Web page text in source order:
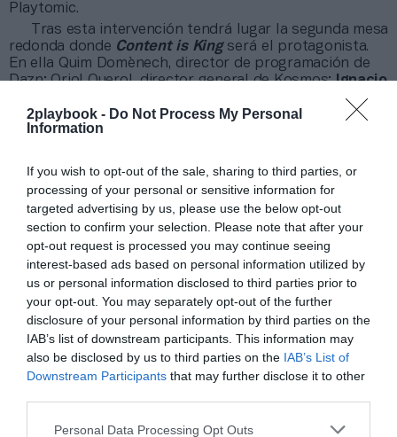
2playbook - Do Not Process My Personal
Information
If you wish to opt-out of the sale, sharing to third parties, or
processing of your personal or sensitive information for
targeted advertising by us, please use the below opt-out
section to confirm your selection. Please note that after your
opt-out request is processed you may continue seeing
interest-based ads based on personal information utilized by
us or personal information disclosed to third parties prior to
your opt-out. You may separately opt-out of the further
disclosure of your personal information by third parties on the
IAB’s list of downstream participants. This information may
also be disclosed by us to third parties on the IAB’s List of
Downstream Participants that may further disclose it to other
Personal Data Processing Opt Outs
Playtomic.
Tras esta intervención tendrá lugar la segunda mesa
redonda donde Content is King será el protagonista.
En ella Quim Domènech, director de programación de
Dazn; Oriol Querol, director general de Kosmos;Ignacio
Fernández-Vega, director de derechos deportivos
de Telefónica y Dana Alonso, responsable de
alianzas deportivas en Twitter
convertido en una de las principales estrategias a
desarrollar para sus organizaciones.
En tercer lugar, será el turno de la sesión recogida
bajo el nombre
El deporte popular, un negocio
concentrado en el smartphone
Esta mesa se centrará
en cómo los entornos digitales han dado paso a nuevas
vías de ingresos hasta ahora inexploradas, y algunas de
ellas muy relacionadas con la adaptación de negocios
tradicionales a la nueva economía. Este es el caso de
las carreras populares y las apps y plataformas que
han nacido relacionadas con ellas para mejorar la
experiencia del usuario. Para esta mesa contaremos
con las intervenciones de
Marc Torres, director de
director del área de marketing y patrocinios del